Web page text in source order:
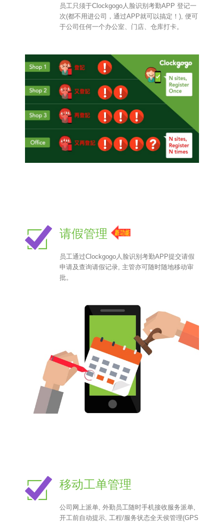
员工只须于Clockgogo人脸识别考勤APP 登记一
次(都不用进公司，通过APP就可以搞定！), 便可
于公司任何一个办公室、门店、仓库打卡。
请假管理
员工通过Clockgogo人脸识别考勤APP提交请假
申请及查询请假记录, 主管亦可随时随地移动审
批。
移动工单管理
公司网上派单, 外勤员工随时手机接收服务派单,
开工前自动提示, 工程/服务状态全天侯管理(GPS